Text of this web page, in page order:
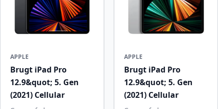
APPLE
Brugt iPad Pro
12.9&quot; 5. Gen
(2021) Cellular
APPLE
Brugt iPad Pro
12.9&quot; 5. Gen
(2021) Cellular